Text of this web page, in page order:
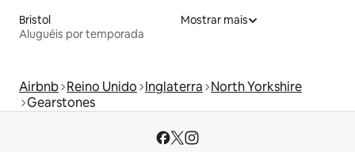
Bristol
Aluguéis por temporada
Mostrar mais
Airbnb Reino Unido Inglaterra North Yorkshire
Gearstones